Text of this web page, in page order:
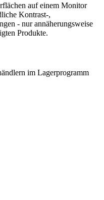
auf einem Monitor
Kontrast-,
- nur annäherungsweise
Produkte.
im Lagerprogramm